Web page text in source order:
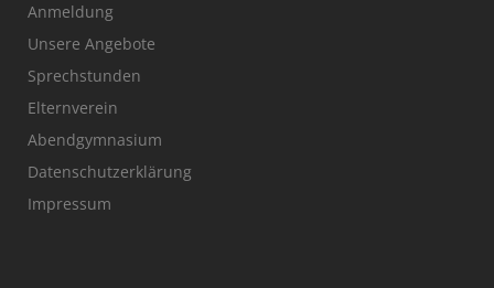
Anmeldung
Unsere Angebote
Sprechstunden
Elternverein
Abendgymnasium
Datenschutzerklärung
Impressum